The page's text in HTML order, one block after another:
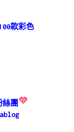
款彩色
團